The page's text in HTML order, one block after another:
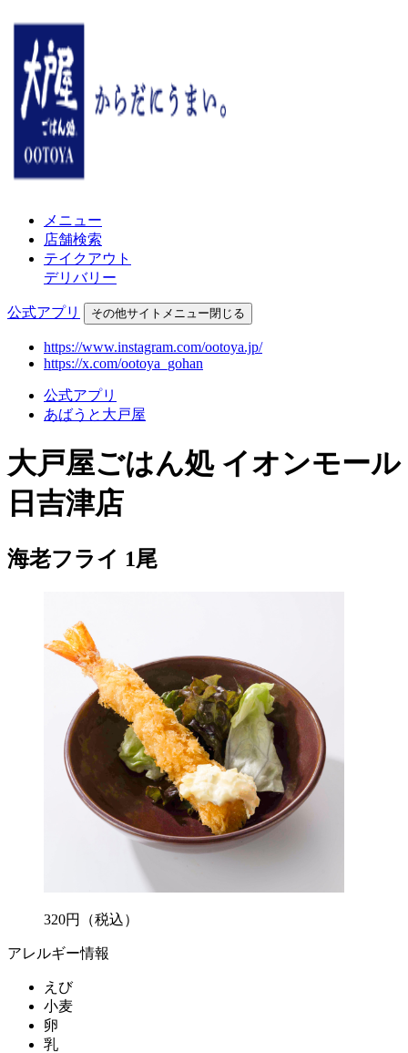
メニュー
店舗検索
テイクアウト
デリバリー
公式アプリ その他サイトメニュー閉じる
https://www.instagram.com/ootoya.jp/
https://x.com/ootoya_gohan
公式アプリ
あばうと大戸屋
大戸屋ごはん処 イオンモール
日吉津店
海老フライ 1尾
320円 （税込）
アレルギー情報
えび
小麦
卵
乳